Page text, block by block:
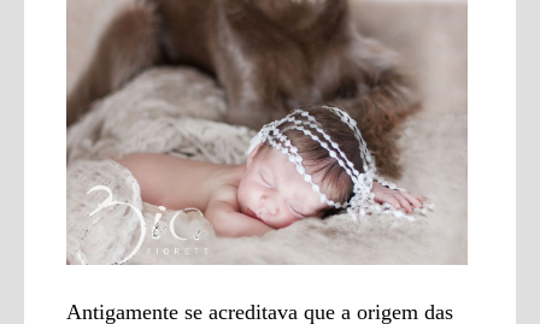
Antigamente se acreditava que a origem das